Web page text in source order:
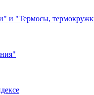
и "Термосы,